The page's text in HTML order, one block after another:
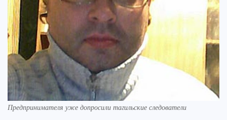
Предпринимателя уже допросили тагильские следователи